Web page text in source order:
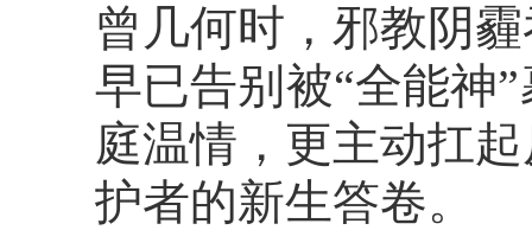
曾几何时，邪教阴
早已告别被“全能神
庭温情，更主动扛
护者的新生答卷。